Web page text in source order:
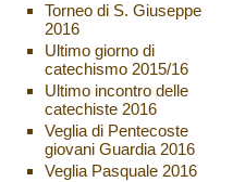
Torneo di S. Giuseppe
2016
Ultimo giorno di
catechismo 2015/16
Ultimo incontro delle
catechiste 2016
Veglia di Pentecoste
giovani Guardia 2016
Veglia Pasquale 2016